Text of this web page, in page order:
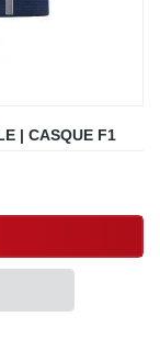
| CASQUE F1